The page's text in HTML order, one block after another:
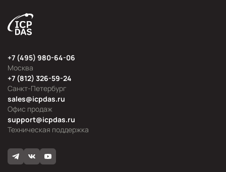
Москва
+7 (495) 980-64-06
Офис продаж
sales@icpdas.ru
Санкт-Петербург
+7 (812) 326-59-24
Техническая поддержка
support@icpdas.ru